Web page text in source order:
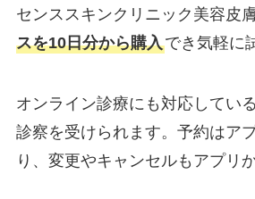
センススキンクリニック美容皮膚
スを10日分から購入でき気軽に
オンライン診療にも対応してい
診察を受けられます。予約はア
り、変更やキャンセルもアプリ